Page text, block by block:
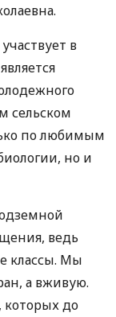
в
сельском
по любимым
но и
ведь
классы. Мы
а вживую.
которых до